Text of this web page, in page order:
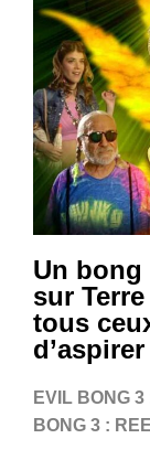
Un bong
sur
tous
EVIL BONG
BONG 3 :